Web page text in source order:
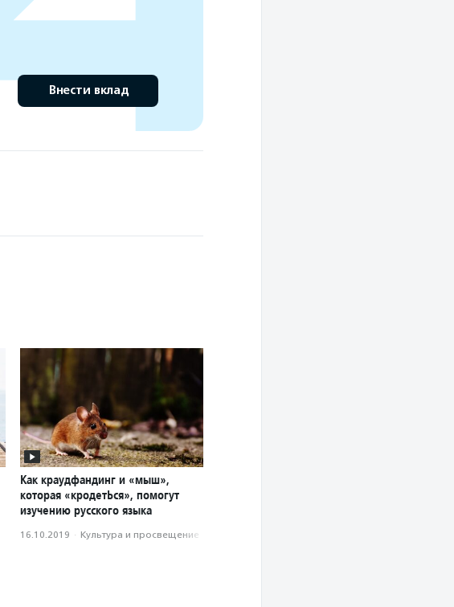
Внести вклад
Как краудфандинг и «мыш»,
которая «кродетЬся», помогут
изучению русского языка
16.10.2019 · Культура и просвещение